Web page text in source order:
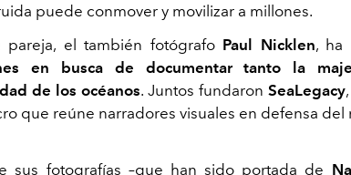
puede conmover y movilizar a millones.
pareja, el también fotógrafoPaul Nicklen, ha
en busca de documentar tanto la
de los océanos. Juntos fundaron SeaLegacy
que reúne narradores visuales en defensa del
sus fotografías –que han sido portada de